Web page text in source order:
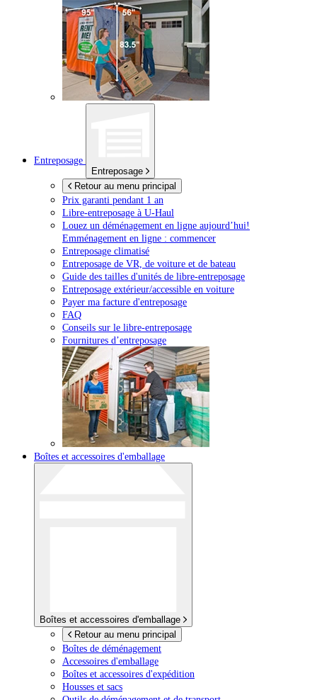
Entreposage
Entreposage
Retour au menu principal
Prix garanti pendant 1 an
Libre-entreposage à U-Haul
Louez un déménagement en ligne aujourd’hui!
Emménagement en ligne : commencer
Entreposage climatisé
Entreposage de VR, de voiture et de bateau
Guide des tailles d'unités de libre-entreposage
Entreposage extérieur/accessible en voiture
Payer ma facture d'entreposage
FAQ
Conseils sur le libre-entreposage
Fournitures d’entreposage
Boîtes et accessoires d'emballage
Boîtes et accessoires d'emballage
Retour au menu principal
Boîtes de déménagement
Accessoires d'emballage
Boîtes et accessoires d'expédition
Housses et sacs